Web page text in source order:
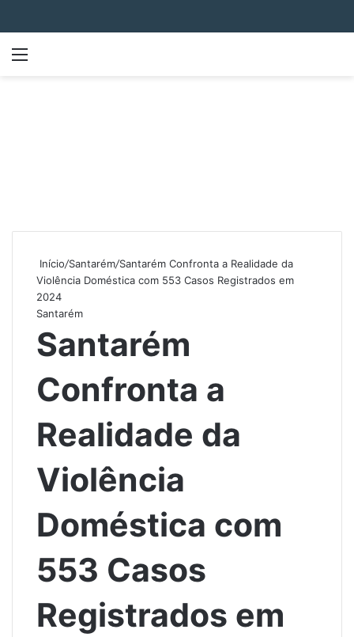
Início/Santarém/Santarém Confronta a Realidade da
Violência Doméstica com 553 Casos Registrados em
2024
Santarém
Santarém
Confronta a
Realidade da
Violência
Doméstica com
553 Casos
Registrados em